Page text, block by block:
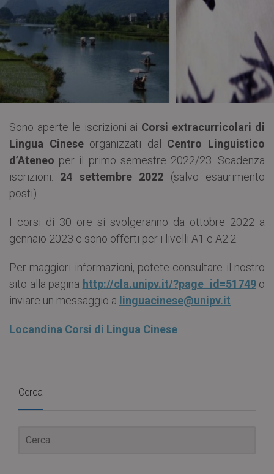
Sono aperte le iscrizioni ai Corsi extracurricolari di
Lingua Cineseorganizzati dal Centro Linguistico
d’Ateneo per il primo semestre 2022/23. Scadenza
iscrizioni: 24 settembre 2022 (salvo esaurimento
posti).
I corsi di 30 ore si svolgeranno da ottobre 2022 a
gennaio 2023 e sono offerti per i livelli A1 e A2.2.
Per maggiori informazioni, potete consultare il nostro
sito alla pagina http://cla.unipv.it/?page_id=51749o
inviare un messaggio a linguacinese@unipv.it
Locandina Corsi di Lingua Cinese
Cerca